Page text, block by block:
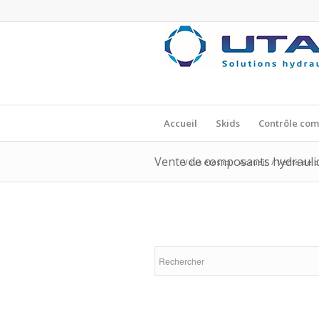
Accueil Skids Contrôle
Vente de composants
Vous êtes ici : Accueil / Vente de